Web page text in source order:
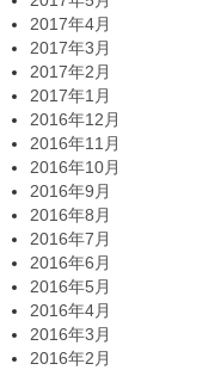
2017年4月
2017年3月
2017年2月
2017年1月
2016年12月
2016年11月
2016年10月
2016年9月
2016年8月
2016年7月
2016年6月
2016年5月
2016年4月
2016年3月
2016年2月